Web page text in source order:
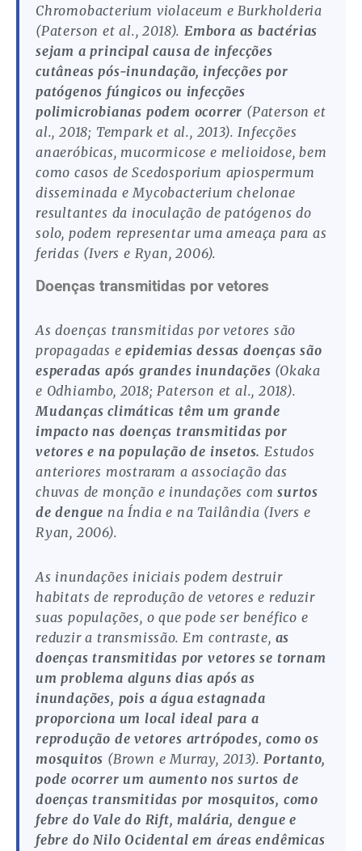
Chromobacterium violaceum e Burkholderia
(Paterson et al., 2018).Embora as bactérias
sejam a principal causa de infecções
cutâneas pós-inundação, infecções por
patógenos fúngicos ou infecções
polimicrobianas podem ocorrer (Paterson et
al., 2018; Tempark et al., 2013). Infecções
anaeróbicas, mucormicose e melioidose, bem
como casos de Scedosporium apiospermum
disseminada e Mycobacterium chelonae
resultantes da inoculação de patógenos do
solo, podem representar uma ameaça para as
feridas (Ivers e Ryan, 2006).
Doenças transmitidas por vetores
As doenças transmitidas por vetores são
propagadas eepidemias dessas doenças são
esperadas após grandes inundações (Okaka
e Odhiambo, 2018; Paterson et al., 2018).
Mudanças climáticas têm um grande
impacto nas doenças transmitidas por
vetores e na população de insetos. Estudos
anteriores mostraram a associação das
chuvas de monção e inundações comsurtos
de dengue na Índia e na Tailândia (Ivers e
Ryan, 2006).
As inundações iniciais podem destruir
habitats de reprodução de vetores e reduzir
suas populações, o que pode ser benéfico e
reduzir a transmissão. Em contraste, as
doenças transmitidas por vetores se tornam
um problema alguns dias após as
inundações, pois a água estagnada
proporciona um local ideal para a
reprodução de vetores artrópodes, como os
mosquitos (Brown e Murray, 2013).Portanto,
pode ocorrer um aumento nos surtos de
doenças transmitidas por mosquitos, como
febre do Vale do Rift, malária, dengue e
febre do Nilo Ocidental em áreas endêmicas